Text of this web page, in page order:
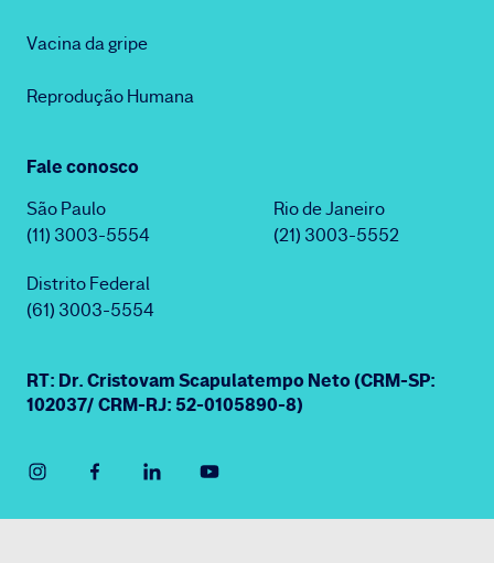
Vacina da gripe
Reprodução Humana
Fale conosco
São Paulo
(11) 3003-5554
Rio de Janeiro
(21) 3003-5552
Distrito Federal
(61) 3003-5554
RT: Dr. Cristovam Scapulatempo Neto (CRM-SP:
102037/ CRM-RJ: 52-0105890-8)